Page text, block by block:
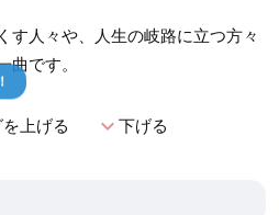
す人々や、人生の岐路に立つ方々
曲です。
上げる expand_more下げる